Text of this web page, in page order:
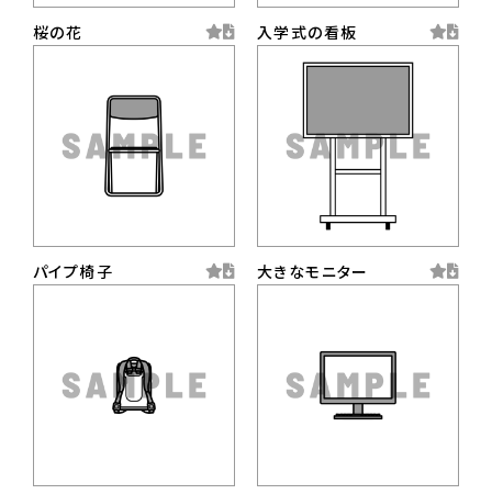
桜の花 入学式の看板
パイプ椅子 大きなモニター